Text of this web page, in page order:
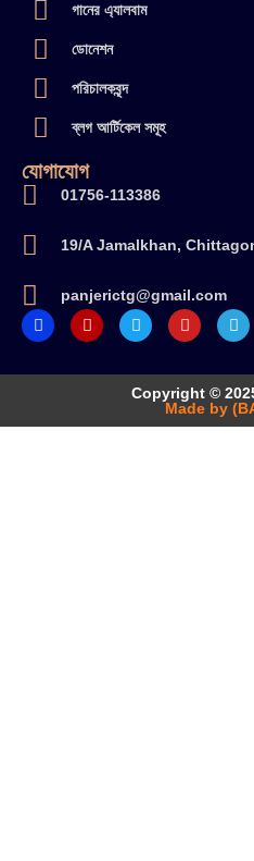
গানের এ্যালবাম
ডোনেশন
পরিচালকবৃন্দ
ব্লগ আর্টিকেল সমূহ
যোগাযোগ
01756-113386
19/A Jamalkhan,
panjerictg@gmail.com
Copyright © 2025
Made by